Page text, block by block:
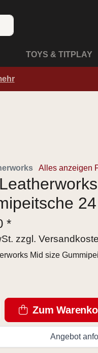
TOYS & TITPLAY
Alles anzeigen
*
zzgl.
Mid size
Zum
Angebot